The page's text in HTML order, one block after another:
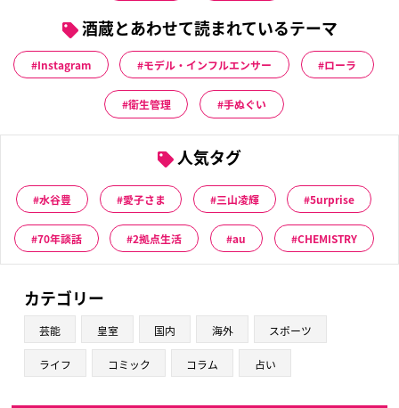
酒蔵とあわせて読まれているテーマ
Instagram モデル・インフルエンサー ローラ
衛生管理 手ぬぐい
人気タグ
水谷豊 愛子さま 三山凌輝 5urprise
70年談話 2拠点生活 au CHEMISTRY
カテゴリー
芸能 皇室 国内 海外 スポーツ
ライフ コミック コラム 占い